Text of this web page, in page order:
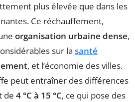
plus élevée que dans les
Ce réchauffement,
organisation urbaine dense,
sur la santé
, et l’économie des villes.
peut entraîner des différences
de 4 °C à 15 °C, ce qui pose des